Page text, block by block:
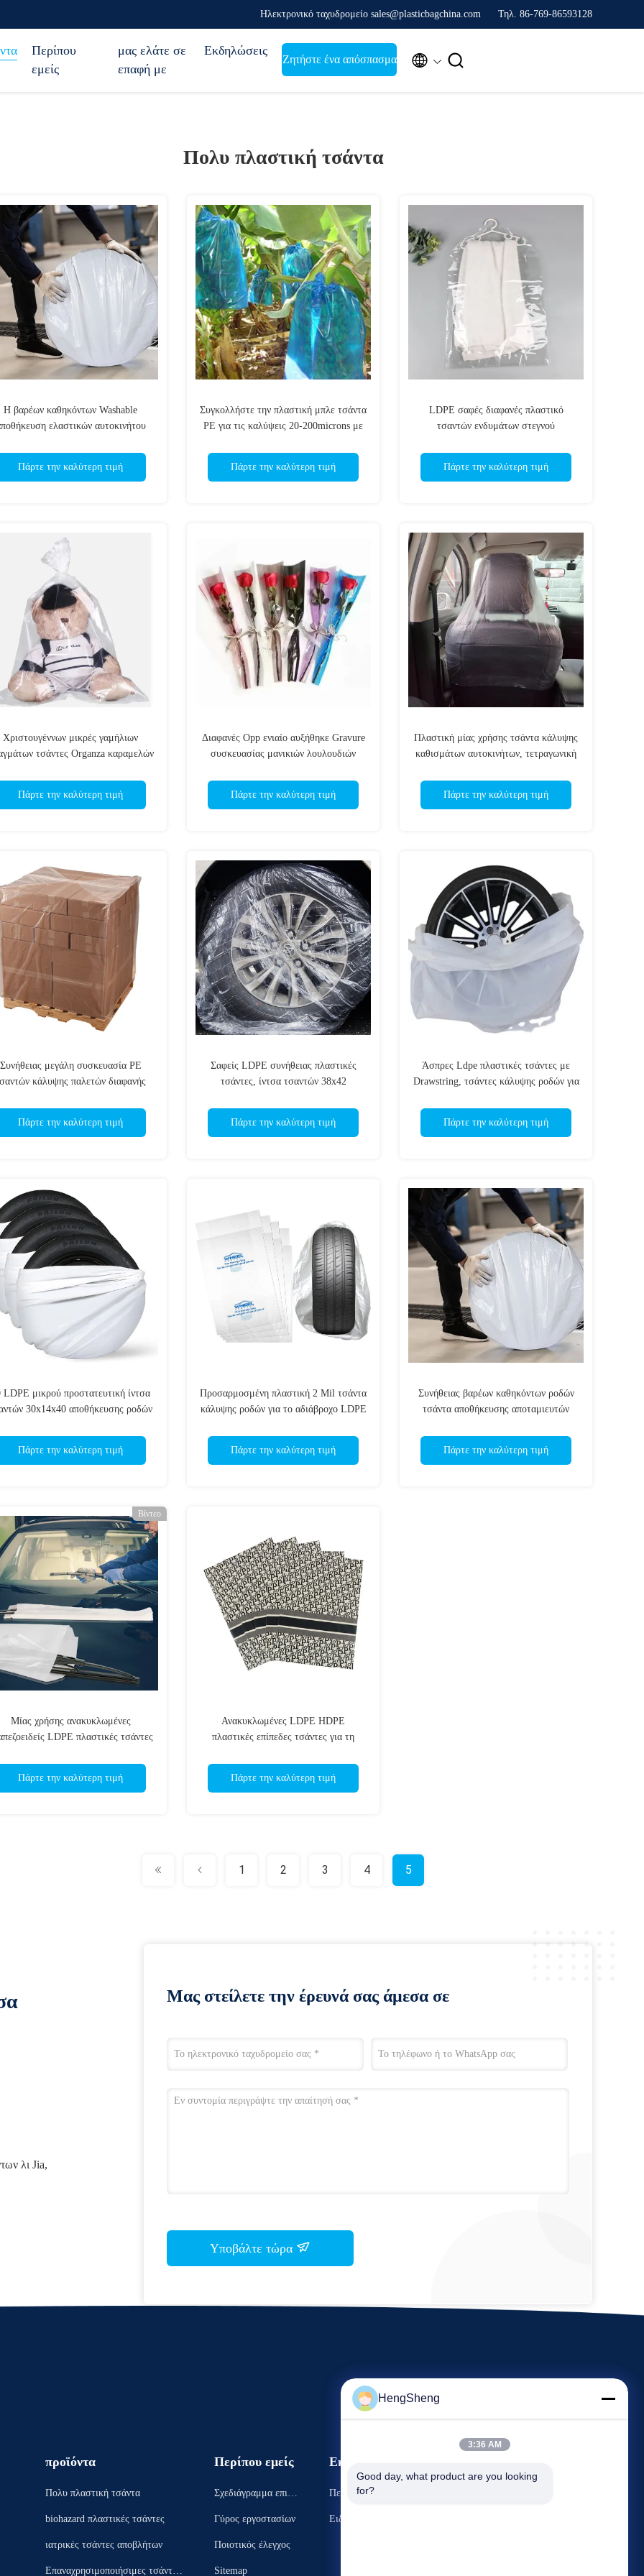
Ηλεκτρονικό ταχυδρομείο sales@plasticbagchina.com Τηλ. 86-769-86593128
Περίπου
εμείς
μας ελάτε σε
επαφή με
Εκδηλώσεις
Ζητήστε ένα απόσπασμα  
Πολυ πλαστική τσάντα
Η βαρέων καθηκόντων Washable
ελαστικών αυτοκινήτου
ροδών σε σάκκο
Πάρτε την καλύτερη τιμή
Συγκολλήστε την πλαστική μπλε τσάντα
PE για τις καλύψεις 20-200microns με
Πάρτε την καλύτερη τιμή
LDPE σαφές διαφανές πλαστικό
τσαντών ενδυμάτων στεγνού
Πάρτε την καλύτερη τιμή
Χριστουγέννων μικρές γαμήλιων
τσάντες Organza καραμελών
Πάρτε την καλύτερη τιμή
Διαφανές Opp ενιαίο αυξήθηκε Gravure
συσκευασίας μανικιών λουλουδιών
Πάρτε την καλύτερη τιμή
Πλαστική μίας χρήσης τσάντα κάλυψης
καθισμάτων αυτοκινήτων, τετραγωνική
Πάρτε την καλύτερη τιμή
Συνήθειας μεγάλη συσκευασία PE
κάλυψης παλετών διαφανής
Πάρτε την καλύτερη τιμή
Σαφείς LDPE συνήθειας πλαστικές
τσάντες, ίντσα τσαντών 38x42
Πάρτε την καλύτερη τιμή
Άσπρες Ldpe πλαστικές τσάντες με
Drawstring, τσάντες κάλυψης ροδών για
Πάρτε την καλύτερη τιμή
LDPE μικρού προστατευτική ίντσα
30x14x40 αποθήκευσης ροδών
Πάρτε την καλύτερη τιμή
Προσαρμοσμένη πλαστική 2 Mil τσάντα
κάλυψης ροδών για το αδιάβροχο LDPE
Πάρτε την καλύτερη τιμή
Συνήθειας βαρέων καθηκόντων ροδών
τσάντα αποθήκευσης αποταμιευτών
Πάρτε την καλύτερη τιμή
Βίντεο
Μίας χρήσης ανακυκλωμένες
LDPE πλαστικές τσάντες
Πάρτε την καλύτερη τιμή
Ανακυκλωμένες LDPE HDPE
πλαστικές επίπεδες τσάντες για τη
Πάρτε την καλύτερη τιμή
1 2 3 4 5
λι Jia,
Μας στείλετε την έρευνά σας άμεσα σε
Υποβάλτε τώρα
προϊόντα
Πολυ πλαστική τσάντα
biohazard πλαστικές τσάντες
ιατρικές τσάντες αποβλήτων
Επαναχρησιμοποιήσιμες τσάντες
Περίπου εμείς
Σχεδιάγραμμα επιχεί
Γύρος εργοστασίων
Ποιοτικός έλεγχος
Sitemap
Εκδηλώσεις
Περιπτώσεις
Ειδήσεις
Ζητήστε ένα
HengSheng
3:36 AM
Good day, what product are you looking
for?